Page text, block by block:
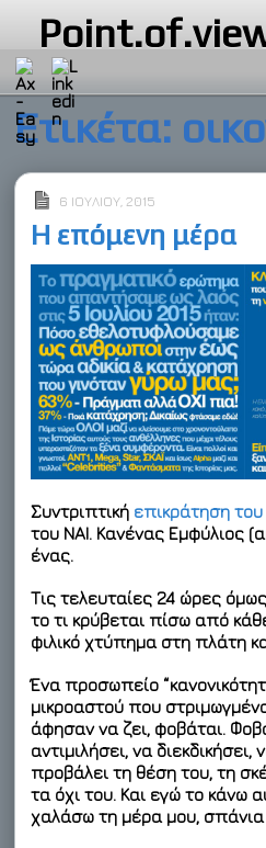
Ετικέτα:
6 ΙΟΥΛΊΟΥ, 2015
Η επόμενη μέρα
Συντριπτική επικράτηση του
του ΝΑΙ. Κανένας Εμφύλιος
ένας.
Τις τελευταίες 24 ώρες
το τι κρύβεται πίσω από
φιλικό χτύπημα στη πλάτη
Ένα προσωπείο
μικροαστού που
άφησαν να ζει, φοβάται.
αντιμιλήσει, να
προβάλει τη θέση του, τη
τα όχι του. Και εγώ το κάνω
χαλάσω τη μέρα μου,